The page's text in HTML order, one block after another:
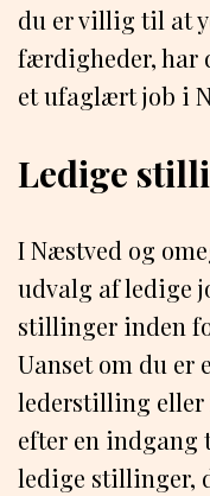
du er villig til at
færdigheder, har
et ufaglært job i
Ledige
I Næstved og
udvalg af ledige
stillinger inden
Uanset om du er
lederstilling eller
efter en indgang
ledige stillinger,